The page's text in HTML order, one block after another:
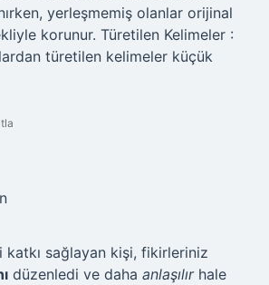
yerleşmemiş olanlar orijinal
korunur. Türetilen Kelimeler :
türetilen kelimeler küçük
katkı sağlayan kişi, fikirleriniz
düzenledi ve daha anlaşılırhale